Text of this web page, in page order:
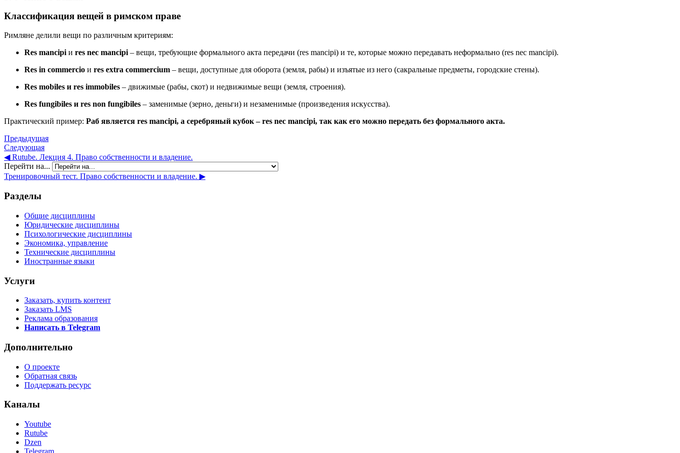
Классификация вещей в римском праве
Римляне делили вещи по различным критериям:
Res mancipi и res nec mancipi – вещи, требующие формального акта передачи (res mancipi) и те, которые можно передавать неформально (res nec mancipi).
Res in commercio и res extra commercium – вещи, доступные для оборота (земля, рабы) и изъятые из него (сакральные предметы, городские стены).
Res mobiles и res immobiles – движимые (рабы, скот) и недвижимые вещи (земля, строения).
Res fungibiles и res non fungibiles – заменимые (зерно, деньги) и незаменимые (произведения искусства).
Практический пример: Раб является res mancipi, а серебряный кубок – res nec mancipi, так как его можно передать без формального акта.
Предыдущая
Следующая
◀︎ Rutube. Лекция 4. Право собственности и владение.
Перейти на...
Тренировочный тест. Право собственности и владение. ▶︎
Разделы
Общие дисциплины
Юридические дисциплины
Психологические дисциплины
Экономика, управление
Технические дисциплины
Иностранные языки
Услуги
Заказать, купить контент
Заказать LMS
Реклама образования
Написать в Telegram
Дополнительно
О проекте
Обратная связь
Поддержать ресурс
Каналы
Youtube
Rutube
Dzen